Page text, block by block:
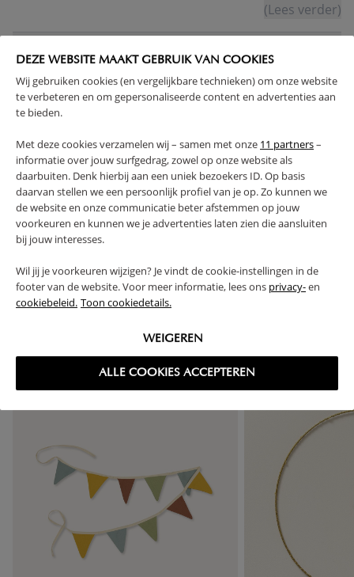
DEZE WEBSITE MAAKT GEBRUIK VAN COOKIES
Wij gebruiken cookies (en vergelijkbare technieken) om onze website
te verbeteren en om gepersonaliseerde content en advertenties aan
te bieden.
Met deze cookies verzamelen wij – samen met onze 11 partners–
informatie over jouw surfgedrag, zowel op onze website als
daarbuiten. Denk hierbij aan een uniek bezoekers ID. Op basis
daarvan stellen we een persoonlijk profiel van je op. Zo kunnen we
de website en onze communicatie beter afstemmen op jouw
voorkeuren en kunnen we je advertenties laten zien die aansluiten
bij jouw interesses.
Wil jij je voorkeuren wijzigen? Je vindt de cookie-instellingen in de
footer van de website. Voor meer informatie, lees ons privacy-en
cookiebeleid. Toon cookiedetails.
WEIGEREN
ALLE COOKIES ACCEPTEREN
(Lees verder)
WAARSCHUWING
PRODUCTEIGENSCHAPPEN
PLUS- EN MINPUNTEN
FAQ
RETOUREN
VAAK SAMEN GEKOCHT